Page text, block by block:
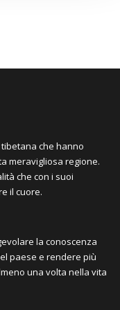
che hanno
meravigliosa regione.
che con i suoi
il cuore.
la conoscenza
paese e rendere più
una volta nella vita